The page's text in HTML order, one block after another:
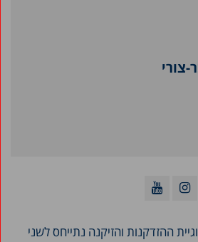
צורי
ההזדקנות והזיקנה נתייחס לשני